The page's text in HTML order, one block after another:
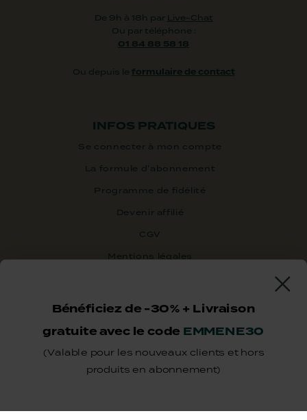
De 9h à 18h par Live-Chat
Ou par téléphone :
01 84 88 58 18
Ou depuis le formulaire de contact
INFOS PRATIQUES
Se connecter à mon compte
La formule d'abonnement
Programme de fidélité
Devenir affilié
CGV
Mentions légales
LA MARQUE
Nos engagements
Échantillons chien
Bénéficiez de-30% + Livraison
gratuiteavec le code EMMENE30
(Valable pour les nouveaux clients et hors
produits en abonnement)